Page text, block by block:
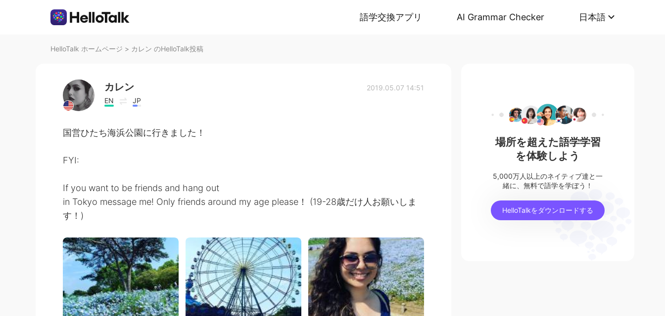
語学交換アプリ AI Grammar Checker 日本語
HelloTalk ホームページ > カレン のHelloTalk投稿
カレン
EN JP
2019.05.07 14:51
国営ひたち海浜公園に行きました！
FYI:
If you want to be friends and hang out
in Tokyo message me! Only friends around my age please！ (19-28歳だけ人お願いしま
す！)
場所を超えた語学学習
を体験しよう
5,000万人以上のネイティブ達と一
緒に、無料で語学を学ぼう！
HelloTalkをダウンロードする